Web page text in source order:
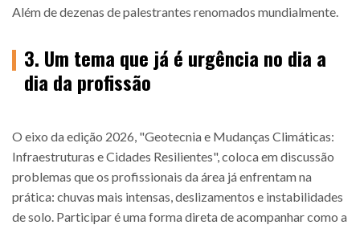
Além de dezenas de palestrantes renomados mundialmente.
3. Um tema que já é urgência no dia a
dia da profissão
O eixo da edição 2026, "Geotecnia e Mudanças Climáticas:
Infraestruturas e Cidades Resilientes", coloca em discussão
problemas que os profissionais da área já enfrentam na
prática: chuvas mais intensas, deslizamentos e instabilidades
de solo. Participar é uma forma direta de acompanhar como a